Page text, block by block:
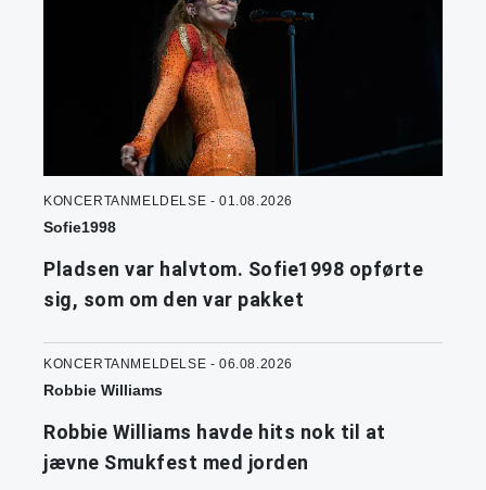
KONCERTANMELDELSE - 01.08.2026
Sofie1998
Pladsen var halvtom. Sofie1998 opførte
sig, som om den var pakket
KONCERTANMELDELSE - 06.08.2026
Robbie Williams
Robbie Williams havde hits nok til at
jævne Smukfest med jorden